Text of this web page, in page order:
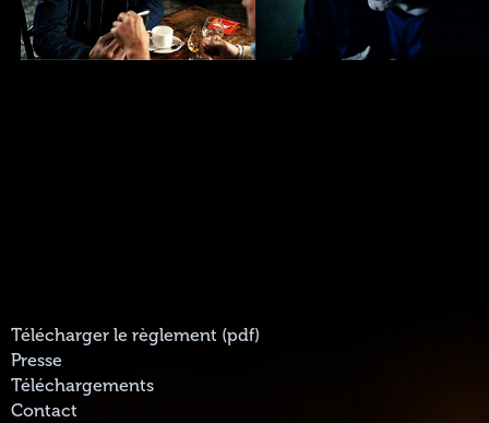
Télécharger le règlement (pdf)
Presse
Téléchargements
Contact